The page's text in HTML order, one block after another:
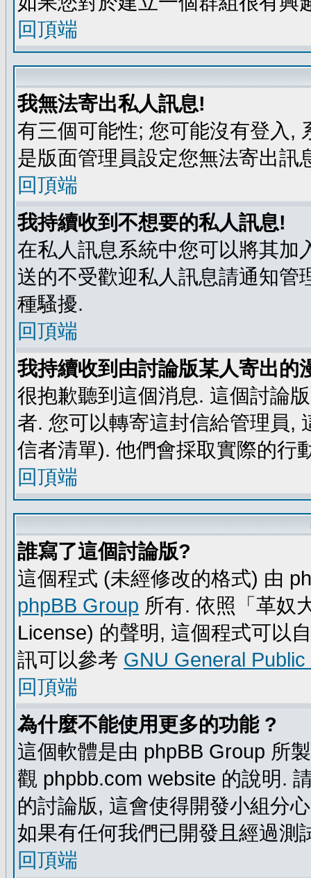
回頂端
我無法寄出私人訊息!
有三個可能性; 您可能沒有登入,
是版面管理員設定您無法寄出訊
回頂端
我持續收到不想要的私人訊息!
在私人訊息系統中您可以將其加
送的不受歡迎私人訊息請通知管
種騷擾.
回頂端
我持續收到由討論版某人寄出的
很抱歉聽到這個消息. 這個討論
者. 您可以轉寄這封信給管理員,
信者清單). 他們會採取實際的行
回頂端
誰寫了這個討論版?
這個程式 (未經修改的格式) 由
phpBB Group 所有. 依照「革奴
License) 的聲明, 這個程式可以
訊可以參考 GNU General
回頂端
為什麼不能使用更多的功能 ?
這個軟體是由 phpBB Group 所
觀 phpbb.com website 的說明.
的討論版, 這會使得開發小組分
如果有任何我們已開發且經過測
回頂端